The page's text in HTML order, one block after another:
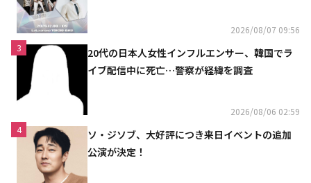
2026/08/07 09:56
3
20代の日本人女性インフルエンサー、韓国でラ
イブ配信中に死亡…警察が経緯を調査
2026/08/06 02:59
4
ソ・ジソブ、大好評につき来日イベントの追加
公演が決定！